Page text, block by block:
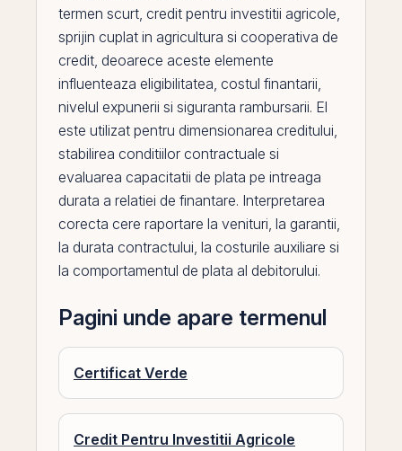
termen scurt, credit pentru investitii agricole,
sprijin cuplat in agricultura si cooperativa de
credit, deoarece aceste elemente
influenteaza eligibilitatea, costul finantarii,
nivelul expunerii si siguranta rambursarii. El
este utilizat pentru dimensionarea creditului,
stabilirea conditiilor contractuale si
evaluarea capacitatii de plata pe intreaga
durata a relatiei de finantare. Interpretarea
corecta cere raportare la venituri, la garantii,
la durata contractului, la costurile auxiliare si
la comportamentul de plata al debitorului.
Pagini unde apare termenul
Certificat Verde
Credit Pentru Investitii Agricole